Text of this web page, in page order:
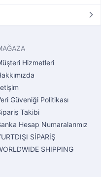
Hizmetleri
Güveniği Politikası
Takibi
Hesap Numaralarımız
SİPARİŞ
SHIPPING